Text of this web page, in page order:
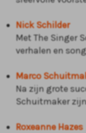
Nick Schilder
Met The Singer
verhalen en
Marco
Na zijn grote
Schuitmaker
Roxeanne Hazes